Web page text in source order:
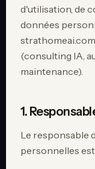
d'utilisation, de
données
(consulting IA,
maintenance).
1.
Le responsable
personnelles est